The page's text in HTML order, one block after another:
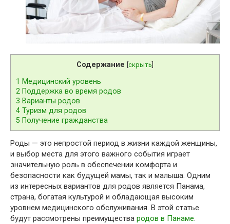
Содержание скрыть
1 Медицинский уровень
2 Поддержка во время родов
3 Варианты родов
4 Туризм для родов
5 Получение гражданства
Роды — это непростой период в жизни каждой женщины,
и выбор места для этого важного события играет
значительную роль в обеспечении комфорта и
безопасности как будущей мамы, так и малыша. Одним
из интересных вариантов для родов является Панама,
страна, богатая культурой и обладающая высоким
уровнем медицинского обслуживания. В этой статье
будут рассмотрены преимущества родов в Панаме.